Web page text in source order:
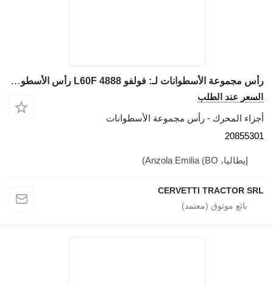
رأس مجموعة الأسطوانات لـ: فولفو L60F 4888 رأس الأسطوانة 20855301 لـ جرافة ذات عجلات Volvo L60F
السعر عند الطلب
أجزاء المحرك - رأس مجموعة الأسطوانات
20855301
إيطاليا، Anzola Emilia (BO)
CERVETTI TRACTOR SRL